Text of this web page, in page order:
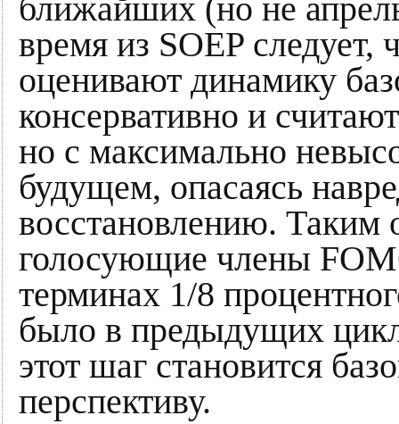
ближайших (но не
время из SOEP
оценивают динамику
консервативно и
но с максимально
будущем, опасаясь
восстановлению. Таким
голосующие члены
терминах 1/8
было в предыдущих
этот шаг становится
перспективу.